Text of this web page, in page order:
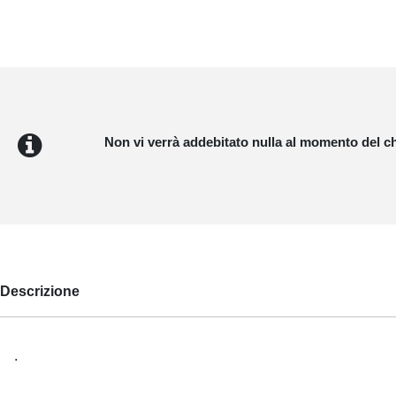
Non vi verrà addebitato nulla al momento del
Descrizione
.